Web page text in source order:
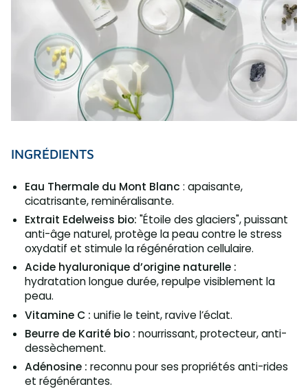
INGRÉDIENTS
Eau Thermale du Mont Blanc : apaisante,
cicatrisante, reminéralisante.
Extrait Edelweiss bio: "Étoile des glaciers", puissant
anti-âge naturel, protège la peau contre le stress
oxydatif et stimule la régénération cellulaire.
Acide hyaluronique d’origine naturelle :
hydratation longue durée, repulpe visiblement la
peau.
Vitamine C : unifie le teint, ravive l’éclat.
Beurre de Karité bio : nourrissant, protecteur, anti-
dessèchement.
Adénosine : reconnu pour ses propriétés anti-rides
et régénérantes.